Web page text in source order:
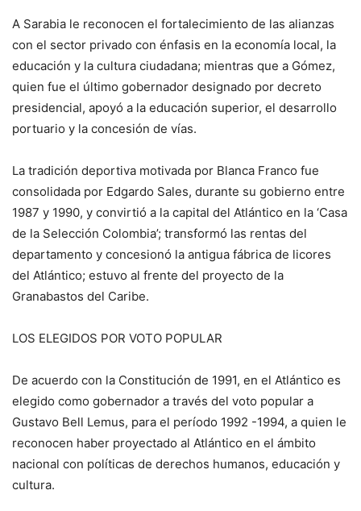
A Sarabia le reconocen el fortalecimiento de las alianzas
con el sector privado con énfasis en la economía local, la
educación y la cultura ciudadana; mientras que a Gómez,
quien fue el último gobernador designado por decreto
presidencial, apoyó a la educación superior, el desarrollo
portuario y la concesión de vías.
La tradición deportiva motivada por Blanca Franco fue
consolidada por Edgardo Sales, durante su gobierno entre
1987 y 1990, y convirtió a la capital del Atlántico en la ‘Casa
de la Selección Colombia’; transformó las rentas del
departamento y concesionó la antigua fábrica de licores
del Atlántico; estuvo al frente del proyecto de la
Granabastos del Caribe.
LOS ELEGIDOS POR VOTO POPULAR
De acuerdo con la Constitución de 1991, en el Atlántico es
elegido como gobernador a través del voto popular a
Gustavo Bell Lemus, para el período 1992 -1994, a quien le
reconocen haber proyectado al Atlántico en el ámbito
nacional con políticas de derechos humanos, educación y
cultura.